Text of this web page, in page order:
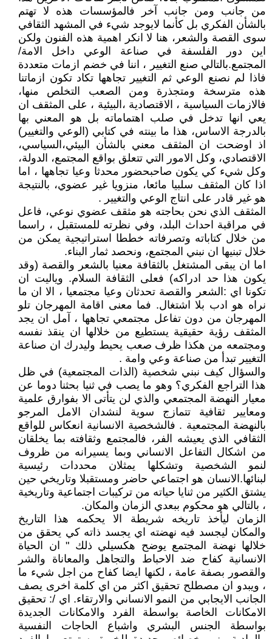
من جانب ومن جانب آخر فالمؤسسات هذه لا تهتم
بالشأن الفكري بل كأنما لايوجد شيء في المشهد الثقافي
سوى القصة والشعر، هنا لا انكر اهمية هذه الفنون ولكن
اين دور الفلسفة في صناعة الوعي داخل الامة/
المجتمع.بالتالي صنع التغيير ، اننا في خضم ازمات متعددة
فاذا لم نصنع الوعي ثم التغيير تجاهها تكاد تكون ازماتنا
هذه مترسخة ومتجذرة ومن الصعب التخلص منها،
فالازمات السياسية ، الاقتصادية ،البيئية ، على المثقف ان
يعي انها تدخل في صلب اهتماماته بل هو المعني بها
بالدرجة الاساس، هذا ما بينته في كتابي (الوعي والتغيير)
اذ اوضحت ان المثقف معني بالشأن البيئي،السياسي،
الاقتصادي، وكل الامور التي تتعلق بواقع المجتمع، الدولة،
وكل شيء كي يكون صاحبحضور محدثا وعيا تجاهها ، اما
اذا كان المثقف سلبيا مائعا، منزويا غير عضوي، بالنتيجة
هو غير قادر على انتاج الوعي والتغيير .
المثقف الذي نحن بحاجته هو مثقف عضوي نوعي، فاعل
في مراقبة احداث البلد، وفي نظرته للمستقبل ، راسما
من خلال كتاباته وتصرفاته خططا استراتيجية يمكن من
خلال تبنيها ان نبني المجتمع، ونحصد ثمار البناء.
اما ان يبقى المشتغل بالثقافة معنيا بالشعر والقصة (وقد
يكون هذا حد ادراكه) فعلى الثقافة السلام. وياليت ان
تكونا اي :الشعر والقصة تحدثان وعيا مجتمعيا ، الا ان ما
نراه هو ادب بلا اشتغال. فما معنى اقامة المهرجان تلو
المهرجان من دون تفاعل مجتمعي تجاهها ، آمل ان يجد
المثقف رؤية حقيقية يستطيع من خلالها ان ينقذ نفسه
ومجتمعه من هكذا ظرف صعب يحيط وليدرك ان صناعة
التغيير تبدأ من صناعة وعي وامة .
والسؤال كيف نبني شخصية (الذات المجتمعية) في ظل
هذا التراجع الفكري؟ وهو ما يصب في ثنيا بحثنا دوما عن
معيار النهضة المجتمعي والذي لن يتأتى الا بفوارق علمية
ومعايير ثقافية تتمازج سوية لنشدان الامل المرجو
بالنهضة المجتمعية . فالشخصية الانسانية انعكاس للواقع
الثقافي الذي يعيشه الفر، فالمجتمع وثقافته بما يخلقان
من اشكال التفاعل الانساني وبما يسيرانه من ظروف
لنمو الشخصية وتشكلها يمثلان محددات رئيسية
لبنائها.الانسان هو اجتماعي حاضر ومستقبلا وتاريخي حين
يشتق الكثير من ثنايا حياته من تركيبات اجتماعية وتاريخية
، بالتالي هو محكوم ببعدي الزمان والمكان.
الزمان ليأخذ تاريخه شريطة الا يحكمه هذا التاريخ
والمكان ليجسد فيه نهضته اي يجسد ذاته كي يحقق من
خلالها نهضة المجتمع يوضح هكسيلي ذلك " ان الحياة
الانسانية كفاح ضد الاحباط والتجاهل والمعاناة والشر
والقصور بصفة عامة ، لكنها ايضا كفاح من اجل شيء ما
، ويبدو ان مصطلح تحقيق اكثر من اي كلمة اخرى يصف
الجانب الايجابي من النمو الانساني والارتقاء. اي /: تحقيق
الامكانات الخاصة بواسطة الفرد والامكانات الجديدة
بواسطة الجنس البشري واشباع الحاجات النفسية